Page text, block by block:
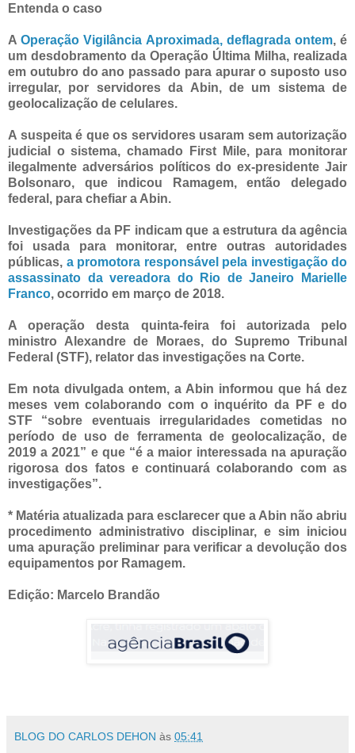
Entenda o caso
AOperação Vigilância Aproximada, deflagrada ontem, é
um desdobramento da Operação Última Milha, realizada
em outubro do ano passado para apurar o suposto uso
irregular, por servidores da Abin, de um sistema de
geolocalização de celulares.
A suspeita é que os servidores usaram sem autorização
judicial o sistema, chamado First Mile, para monitorar
ilegalmente adversários políticos do ex-presidente Jair
Bolsonaro, que indicou Ramagem, então delegado
federal, para chefiar a Abin.
Investigações da PF indicam que a estrutura da agência
foi usada para monitorar, entre outras autoridades
públicas, a promotora responsável pela investigação do
assassinato da vereadora do Rio de Janeiro Marielle
Franco, ocorrido em março de 2018.
A operação desta quinta-feira foi autorizada pelo
ministro Alexandre de Moraes, do Supremo Tribunal
Federal (STF), relator das investigações na Corte.
Em nota divulgada ontem, a Abin informou que há dez
meses vem colaborando com o inquérito da PF e do
STF “sobre eventuais irregularidades cometidas no
período de uso de ferramenta de geolocalização, de
2019 a 2021” e que “é a maior interessada na apuração
rigorosa dos fatos e continuará colaborando com as
investigações”.
* Matéria atualizada para esclarecer que a Abin não abriu
procedimento administrativo disciplinar, e sim iniciou
uma apuração preliminar para verificar a devolução dos
equipamentos por Ramagem.
Edição: Marcelo Brandão
BLOG DO CARLOS DEHON às 05:41